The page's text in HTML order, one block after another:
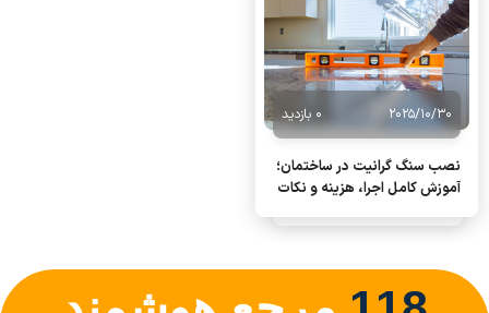
2025/10/30 0 بازدید
نصب سنگ گرانیت در ساختمان؛
آموزش کامل اجرا، هزینه و نکات